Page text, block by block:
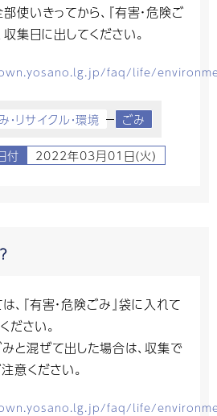
使いきってから、『有害・危険ご
収集日に出してください。
faq/life/
・リサイクル・環境 ごみ
付 2022年03月01日(火)
、『有害・危険ごみ』袋に入れて
ださい。
と混ぜて出した場合は、収集で
意ください。
faq/life/